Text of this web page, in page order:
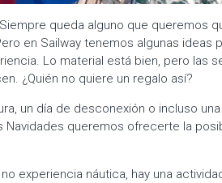
queda alguno que queremos
en Sailway tenemos algunas ideas
Lo material está bien, pero las
¿Quién no quiere un regalo así?
un día de desconexión o incluso
queremos ofrecerte la
experiencia náutica, hay una